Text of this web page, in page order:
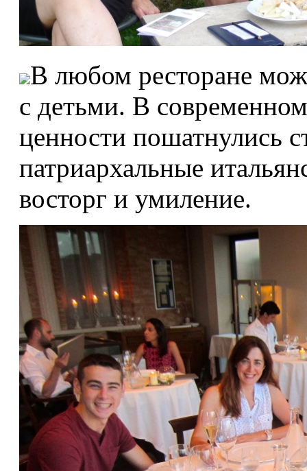
В любом ресторане
с детьми. В
ценности пошатнулись
патриархальные
восторг и умиление.